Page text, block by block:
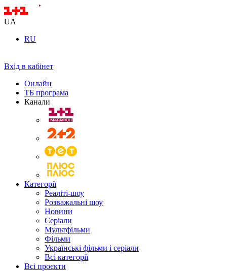
UA
RU
Вхід в кабінет
Онлайн
ТБ програма
Канали
Категорії
Реаліті-шоу
Розважальні шоу
Новини
Серіали
Мультфільми
Фільми
Українські фільми і серіали
Всі категорії
Всі проєкти